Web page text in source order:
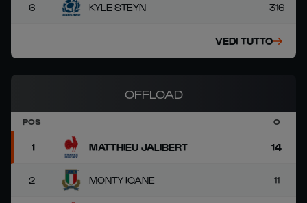
6 KYLE STEYN 316
VEDI TUTTO
OFFLOAD
POS O
1 MATTHIEU JALIBERT 14
2 MONTY IOANE 11